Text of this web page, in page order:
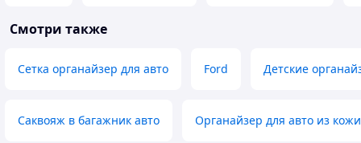
Смотри также
Сетка органайзер для авто Ford Детские
Саквояж в багажник авто Органайзер для авто из кожи